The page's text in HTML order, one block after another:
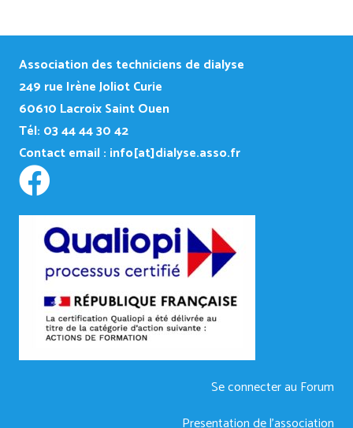
Association des techniciens de dialyse
249 rue Irène Joliot Curie
60610 Lacroix Saint Ouen
Tél: 03 44 44 30 42
Contact email : info[at]dialyse.asso.fr
Se connecter au Forum
Presentation de l’association